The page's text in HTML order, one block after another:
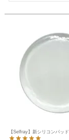
【Selfray】新シリコンパッド